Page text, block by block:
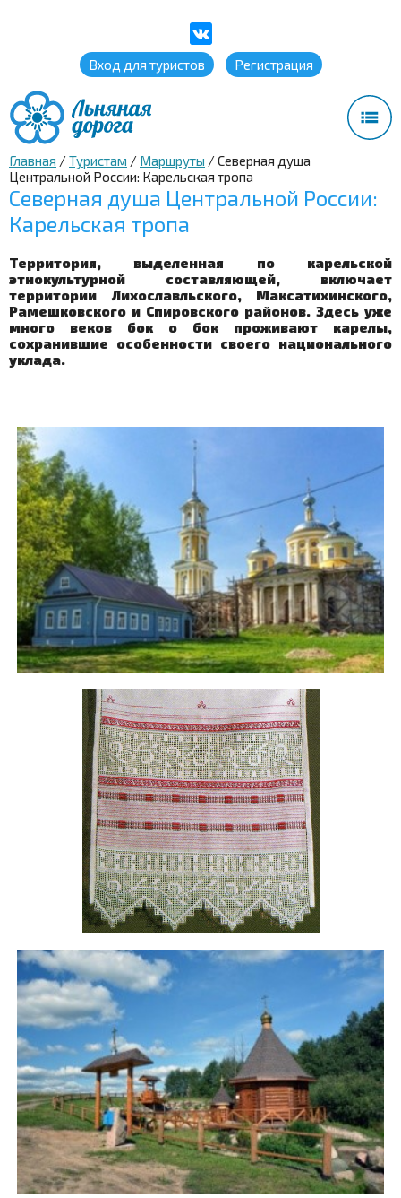
Вход для туристов Регистрация
Главная /Туристам / Маршруты /Северная душа
Центральной России: Карельская тропа
Северная душа Центральной России:
Карельская тропа
Территория, выделенная по карельской
этнокультурной составляющей, включает
территории Лихославльского, Максатихинского,
Рамешковского и Спировского районов. Здесь уже
много веков бок о бок проживают карелы,
сохранившие особенности своего национального
уклада.